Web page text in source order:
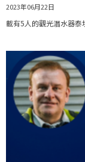
2023年06月22日
載有5人的觀光潛水器泰